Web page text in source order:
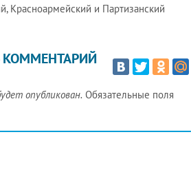
Красноармейский и Партизанский
опубликован. Обязательные поля